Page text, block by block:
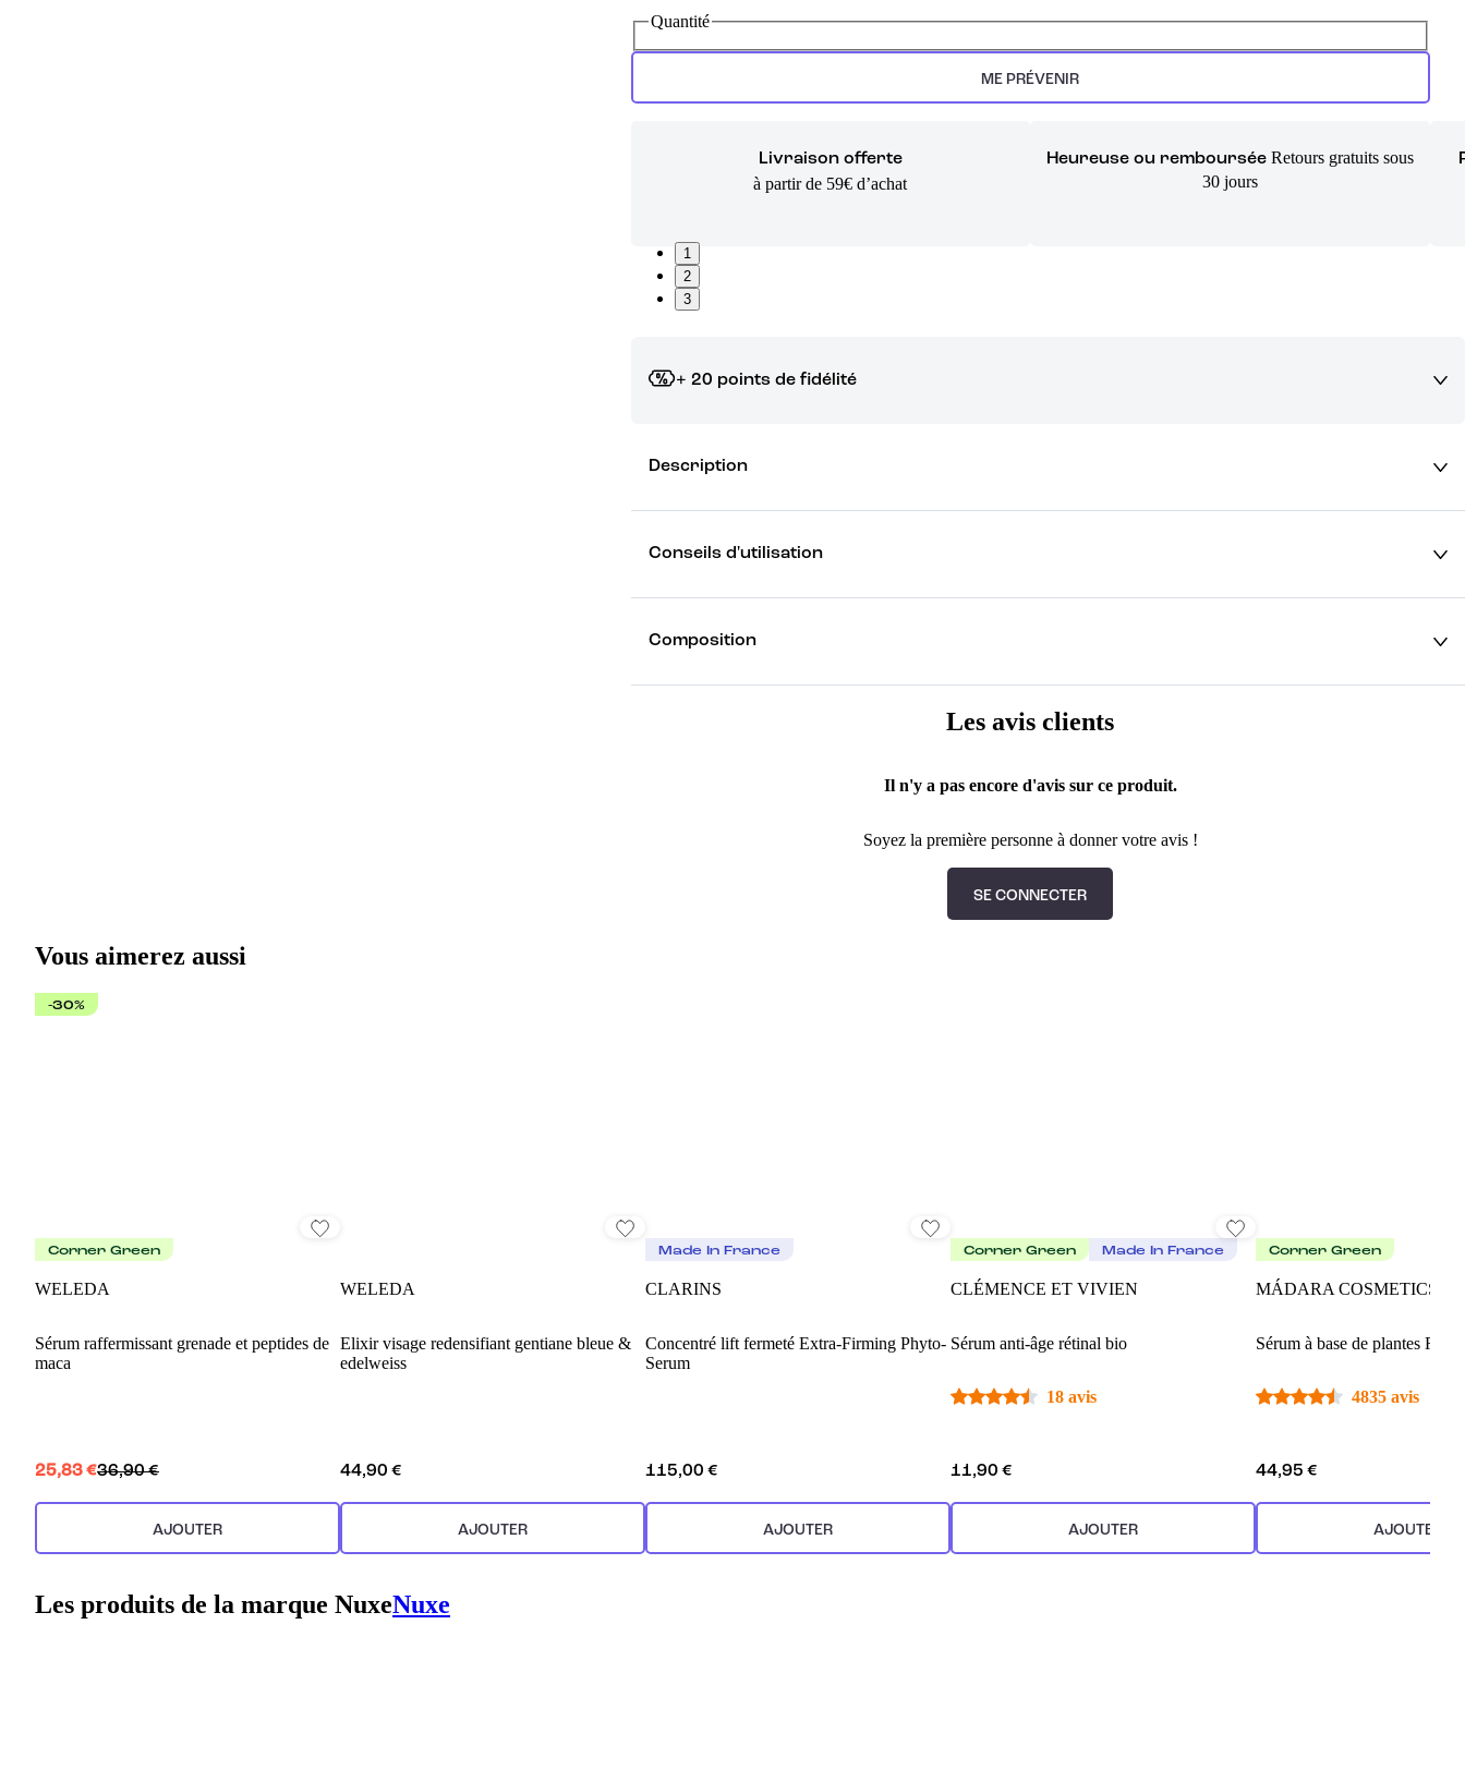
Quantité
ME PRÉVENIR
Livraison offerte
à partir de 59€ d’achat
Heureuse ou remboursée Retours gratuits sous
30 jours
1
2
3
+ 20 points de fidélité
Description
Conseils d'utilisation
Composition
Les avis clients
Il n'y a pas encore d'avis sur ce produit.
Soyez la première personne à donner votre avis !
SE CONNECTER
Vous aimerez aussi
-30%
Corner Green
WELEDA
Sérum raffermissant grenade et peptides de
maca
25,83 €36,90 €
AJOUTER
WELEDA
Elixir visage redensifiant gentiane bleue &
edelweiss
44,90 €
AJOUTER
Made In France
CLARINS
Concentré lift fermeté Extra-Firming Phyto-
Serum
115,00 €
AJOUTER
Corner Green Made In France
CLÉMENCE ET VIVIEN
Sérum anti-âge rétinal bio
18 avis
11,90 €
AJOUTER
Corner Green
MÁDARA COSMETICS
Sérum à base de plantes
4835 avis
44,95 €
AJOUTER
Les produits de la marque NuxeNuxe